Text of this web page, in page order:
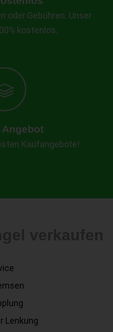
oder Gebühren. Unser
kostenlos.
Kaufangebote!
Lenkung